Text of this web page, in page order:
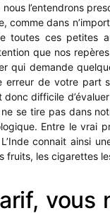
l’entendrons
comme dans
ces petites
que nos
qui demande
de votre part
difficile
se tire pas dans
Entre le vrai
connait ainsi
fruits, les cigarettes
vous